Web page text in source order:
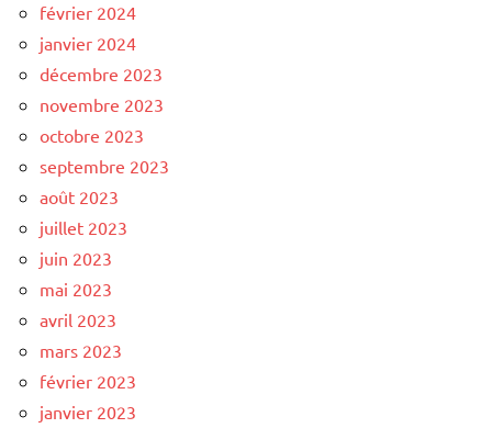
février 2024
janvier 2024
décembre 2023
novembre 2023
octobre 2023
septembre 2023
août 2023
juillet 2023
juin 2023
mai 2023
avril 2023
mars 2023
février 2023
janvier 2023